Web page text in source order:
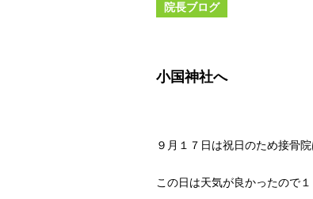
院長ブログ
小国神社へ
９月１７日は祝日のため接骨院
この日は天気が良かったので